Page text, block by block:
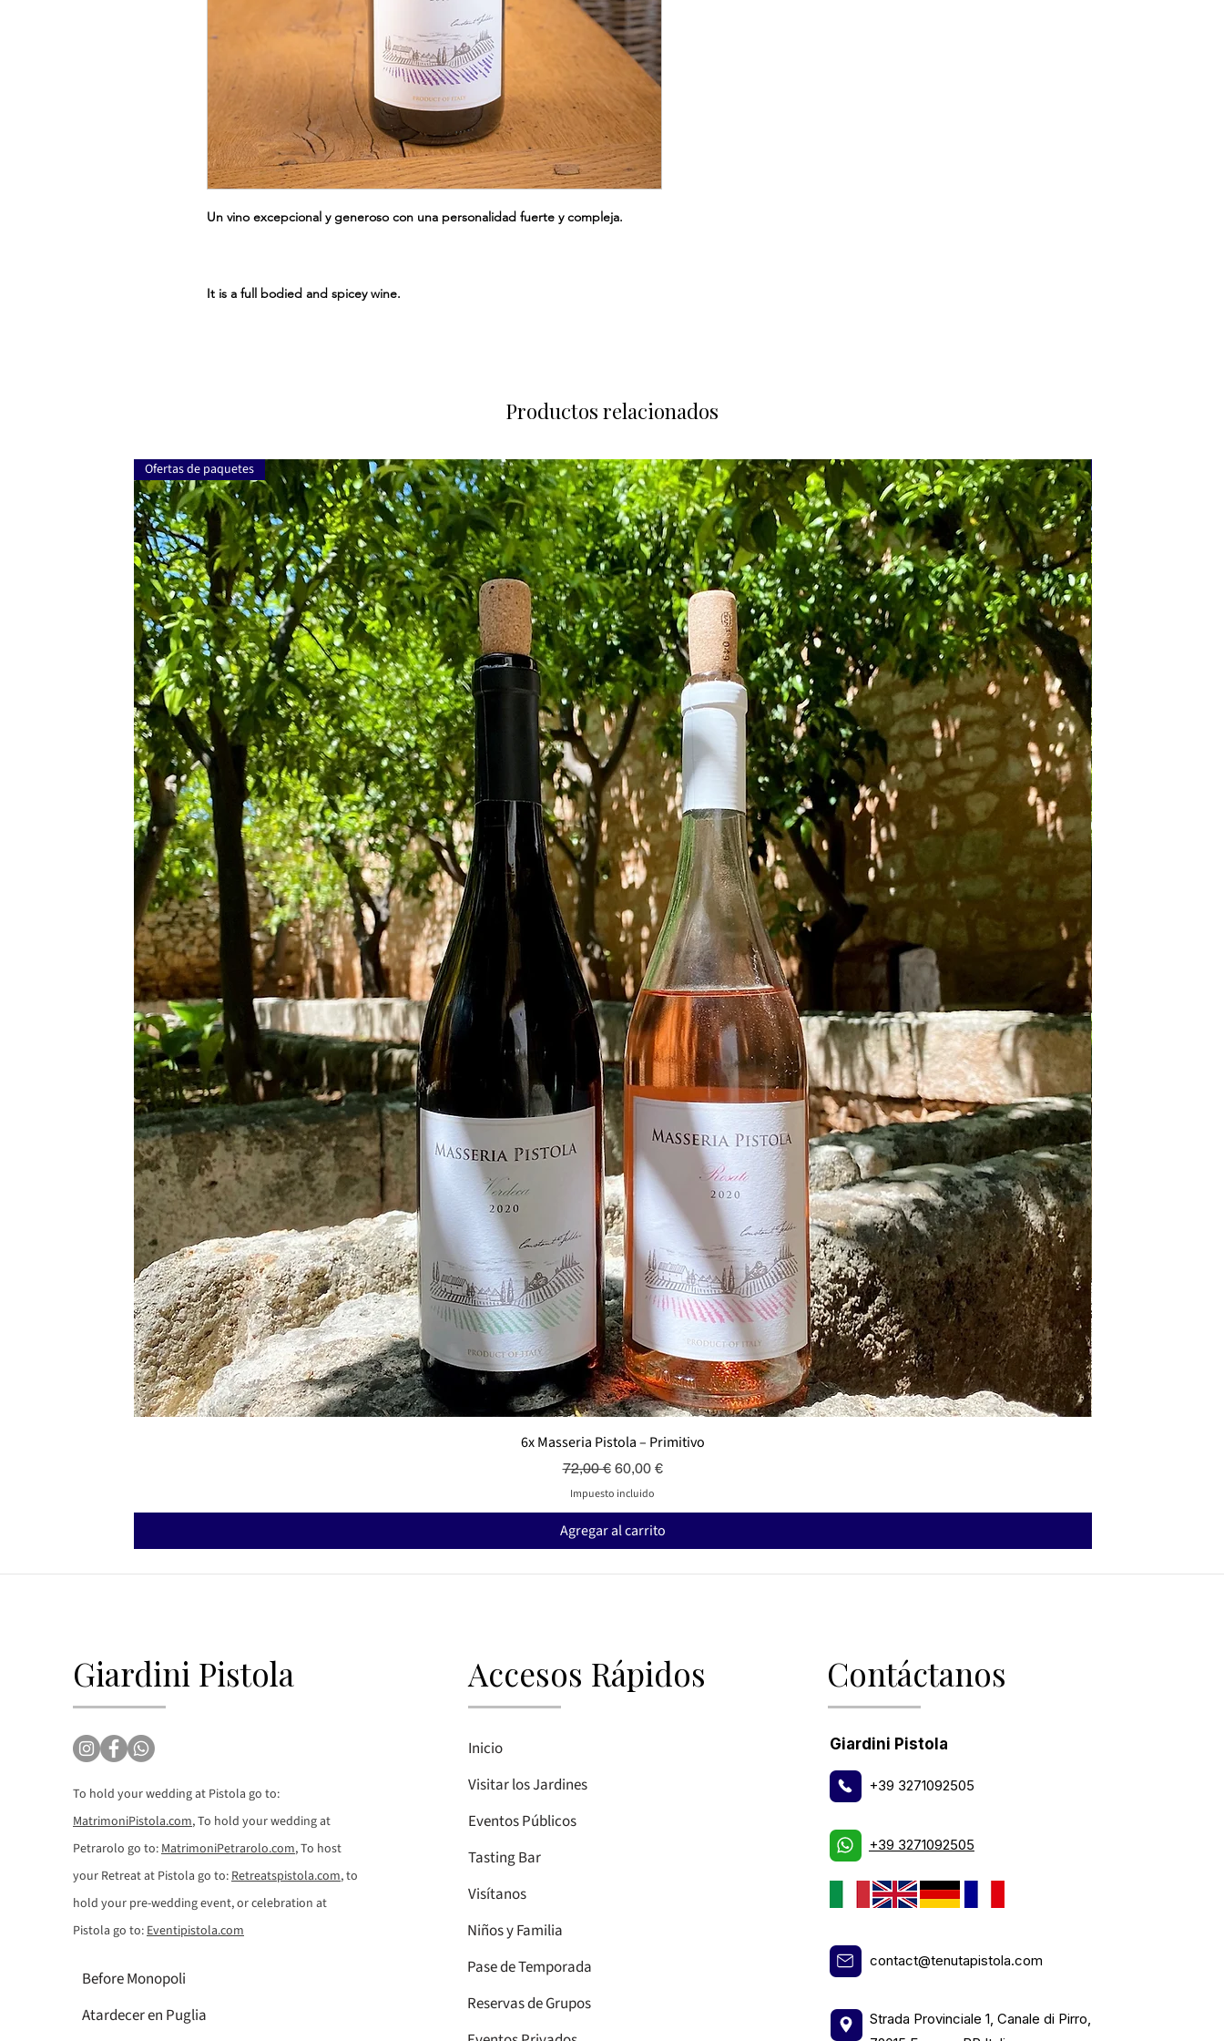
Un vino excepcional y generoso con una personalidad fuerte y compleja.
It is a full bodied and spicey wine.
Productos relacionados
Vista rápida
Ofertas de paquetes
6x Masseria Pistola – Primitivo
Precio
72,00 € Precio de oferta
60,00 €
Impuesto incluido
Agregar al carrito
Giardini Pistola
To hold your wedding at Pistola go to:
MatrimoniPistola.com, To hold your wedding at
Petrarolo go to: MatrimoniPetrarolo.com, To host
your Retreat at Pistola go to: Retreatspistola.com, to
hold your pre-wedding event, or celebration at
Pistola go to: Eventipistola.com
Before Monopoli
Atardecer en Puglia
Accesos Rápidos
Inicio
Visitar los Jardines
Eventos Públicos
Tasting Bar
Visítanos
Niños y Familia
Pase de Temporada
Reservas de Grupos
Contáctanos
Giardini Pistola
+39 3271092505
+39 3271092505
contact@tenutapistola.com
Strada Provinciale 1, Canale di Pirro,